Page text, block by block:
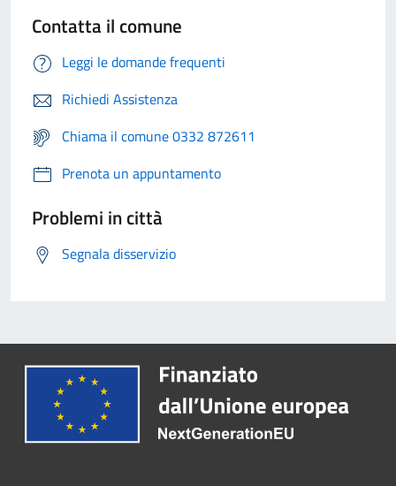
Contatta il comune
Leggi le domande frequenti
Richiedi Assistenza
Chiama il comune 0332 872611
Prenota un appuntamento
Problemi in città
Segnala disservizio